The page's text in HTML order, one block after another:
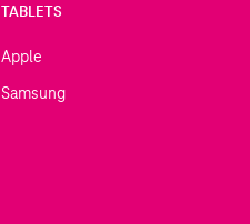
TABLETS
Apple
Samsung